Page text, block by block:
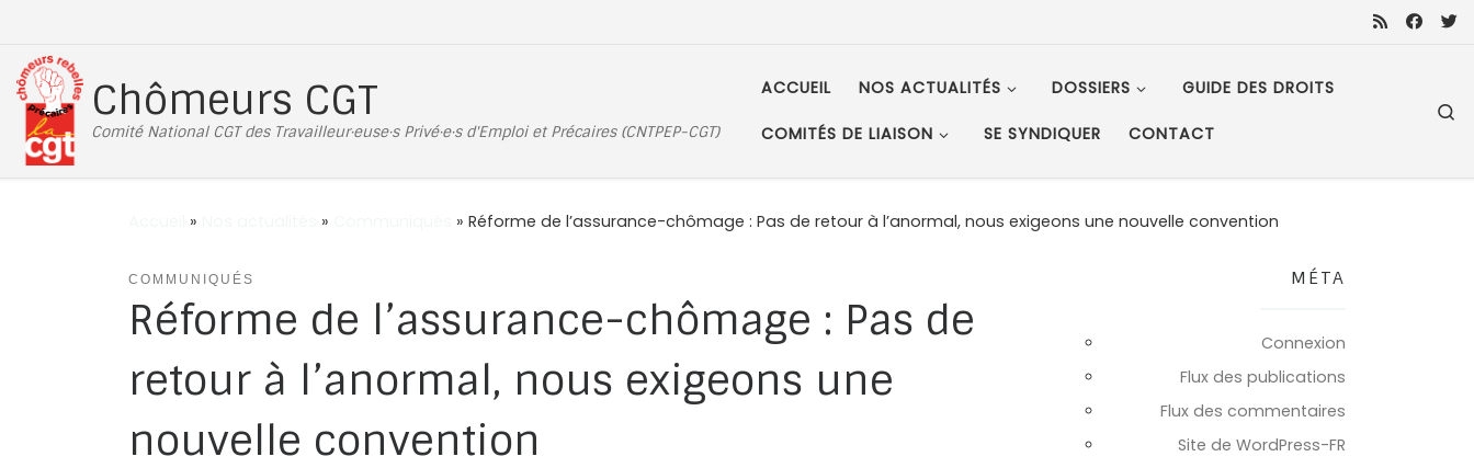
Chômeurs CGT
Comité National CGT des Travailleur·euse·s Privé·e·s d'Emploi et Précaires (CNTPEP-CGT)
ACCUEIL NOS ACTUALITÉS DOSSIERS GUIDE DES DROITS
COMITÉS DE LIAISON SE SYNDIQUER CONTACT
» » » Réforme de l’assurance-chômage : Pas de retour à l’anormal, nous exigeons une nouvelle convention
COMMUNIQUÉS
Réforme de l’assurance-chômage : Pas de
retour à l’anormal, nous exigeons une
nouvelle convention
MÉTA
Connexion
Flux des publications
Flux des commentaires
Site de WordPress-FR